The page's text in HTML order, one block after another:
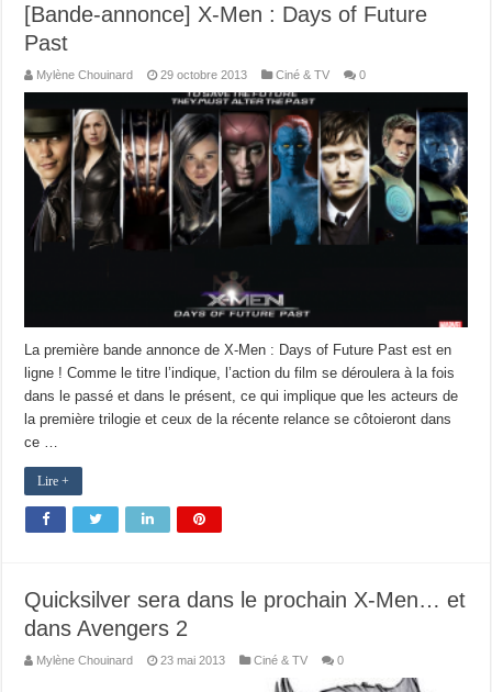
[Bande-annonce] X-Men : Days of Future
Past
Mylène Chouinard 29 octobre 2013 Ciné & TV 0
La première bande annonce de X-Men : Days of Future Past est en
ligne ! Comme le titre l’indique, l’action du film se déroulera à la fois
dans le passé et dans le présent, ce qui implique que les acteurs de
la première trilogie et ceux de la récente relance se côtoieront dans
ce …
Lire +
Quicksilver sera dans le prochain X-Men… et
dans Avengers 2
Mylène Chouinard 23 mai 2013 Ciné & TV 0